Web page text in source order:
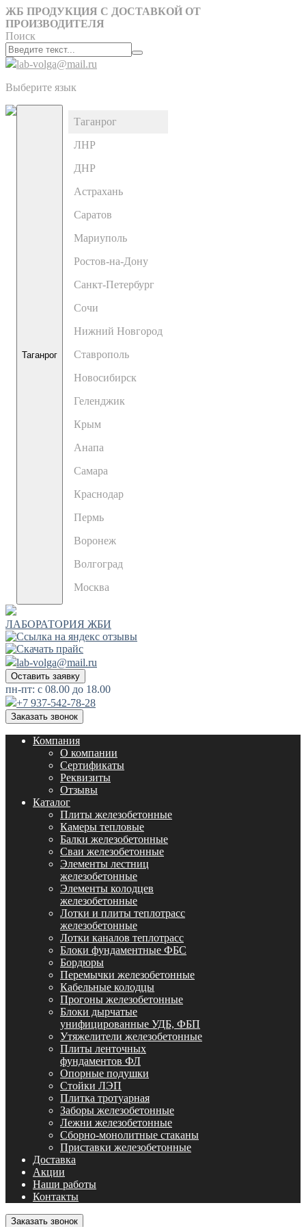
ЖБ ПРОДУКЦИЯ С ДОСТАВКОЙ ОТ
ПРОИЗВОДИТЕЛЯ
Поиск
lab-volga@mail.ru
Выберите язык
Таганрог
Таганрог
ЛНР
ДНР
Астрахань
Саратов
Мариуполь
Ростов-на-Дону
Санкт-Петербург
Сочи
Нижний Новгород
Ставрополь
Новосибирск
Геленджик
Крым
Анапа
Самара
Краснодар
Пермь
Воронеж
Волгоград
Москва
ЛАБОРАТОРИЯ ЖБИ
lab-volga@mail.ru
Оставить заявку
пн-пт: с 08.00 до 18.00
+7 937-542-78-28
Заказать звонок
Компания
О компании
Сертификаты
Реквизиты
Отзывы
Каталог
Плиты железобетонные
Камеры тепловые
Балки железобетонные
Сваи железобетонные
Элементы лестниц
железобетонные
Элементы колодцев
железобетонные
Лотки и плиты теплотрасс
железобетонные
Лотки каналов теплотрасс
Блоки фундаментные ФБС
Бордюры
Перемычки железобетонные
Кабельные колодцы
Прогоны железобетонные
Блоки дырчатые
унифицированные УДБ, ФБП
Утяжелители железобетонные
Плиты ленточных
фундаментов ФЛ
Опорные подушки
Стойки ЛЭП
Плитка тротуарная
Заборы железобетонные
Лежни железобетонные
Сборно-монолитные стаканы
Приставки железобетонные
Доставка
Акции
Наши работы
Контакты
Заказать звонок